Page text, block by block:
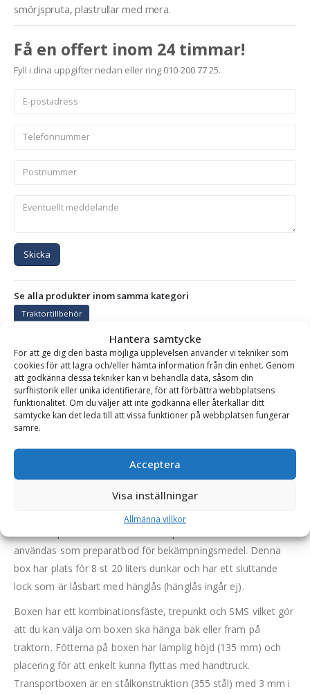
Hantera samtycke
För att ge dig den bästa möjliga upplevelsen använder vi tekniker som
cookies för att lagra och/eller hämta information från din enhet. Genom
att godkänna dessa tekniker kan vi behandla data, såsom din
surfhistorik eller unika identifierare, för att förbättra webbplatsens
funktionalitet. Om du väljer att inte godkänna eller återkallar ditt
samtycke kan det leda till att vissa funktioner på webbplatsen fungerar
sämre.
Acceptera
Visa inställningar
Allmänna villkor
smörjspruta, plastrullar med mera.
Få en offert inom 24 timmar!
Fyll i dina uppgifter nedan eller ring 010-200 77 25.
Skicka
Se alla produkter inom samma kategori
Traktortillbehör
BESKRIVNING
Transportbox – för traktor, verktygslåda med lock,
fäste Trepunkt & SMS, bredd 1200 mm, djup 620 mm,
vikt 130 kg
Med denna transportbox slipper du att ha traktorhytten full
med verktyg så som motorsåg, slägga, bensindunkar, olja,
smörjspruta, plastrullar med mera. Perfekt för både lantbruk
användas som preparatbod för bekämpningsmedel. Denna
box har plats för 8 st 20 liters dunkar och har ett sluttande
lock som är låsbart med hänglås (hänglås ingår ej).
Boxen har ett kombinationsfäste, trepunkt och SMS vilket gör
att du kan välja om boxen ska hänga bak eller fram på
traktorn. Fötterna på boxen har lämplig höjd (135 mm) och
placering för att enkelt kunna flyttas med handtruck.
Transportboxen är en stålkonstruktion (355 stål) med 3 mm i